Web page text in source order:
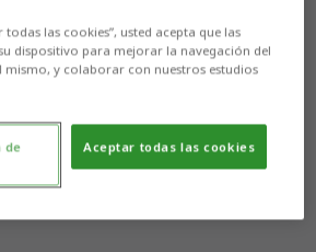
todas las cookies”, usted acepta que las
dispositivo para mejorar la navegación del
mismo, y colaborar con nuestros estudios
Aceptar todas las cookies
de